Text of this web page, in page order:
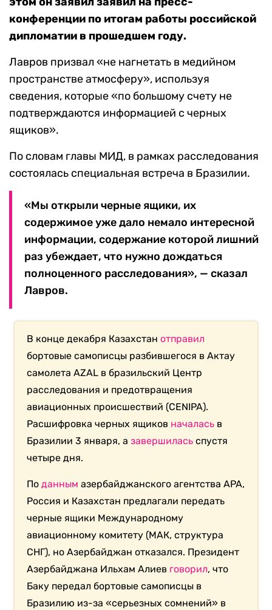
конференции по итогам работы российской
дипломатии в прошедшем году.
Лавров призвал «не нагнетать в медийном
пространстве атмосферу», используя
сведения, которые «по большому счету не
подтверждаются информацией с черных
ящиков».
По словам главы МИД, в рамках расследования
состоялась специальная встреча в Бразилии.
«Мы открыли черные ящики, их
содержимое уже дало немало интересной
информации, содержание которой лишний
раз убеждает, что нужно дождаться
полноценного расследования», — сказал
Лавров.
В конце декабря Казахстанотправил
бортовые самописцы разбившегося в Актау
самолета AZAL в бразильский Центр
расследования и предотвращения
авиационных происшествий (CENIPA).
Расшифровка черных ящиков началась в
Бразилии 3 января, азавершилась спустя
четыре дня.
Поданным азербайджанского агентства APA,
Россия и Казахстан предлагали передать
черные ящики Международному
авиационному комитету (МАК, структура
СНГ), но Азербайджан отказался. Президент
Азербайджана Ильхам Алиев говорил, что
Баку передал бортовые самописцы в
Бразилию из-за «серьезных сомнений» в